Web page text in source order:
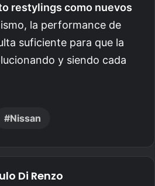
restylings como nuevos
la performance de
suficiente para que la
y siendo cada
Nissan
Di Renzo